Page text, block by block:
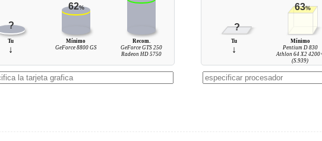
?
62%
Tu
↓
Mínimo
GeForce 8800 GS
Recom.
GeForce GTS 250
Radeon HD 5750
?
63%
Tu
↓
Mínimo
Pentium D 830
Athlon 64 X2
(S.939)